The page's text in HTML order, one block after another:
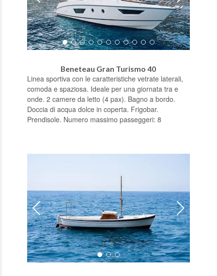
Beneteau Gran Turismo 40
Linea sportiva con le caratteristiche vetrate laterali,
comoda e spaziosa. Ideale per una giornata tra e
onde. 2 camere da letto (4 pax). Bagno a bordo.
Doccia di acqua dolce in coperta. Frigobar.
Prendisole. Numero massimo passeggeri: 8